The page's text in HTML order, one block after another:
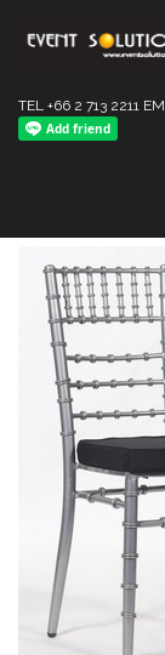
TEL +66 2 713 2211